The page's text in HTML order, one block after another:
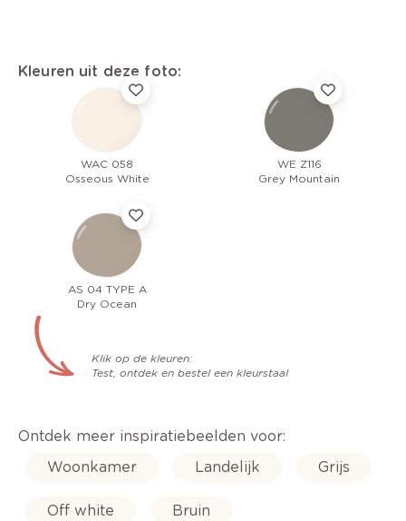
Kleuren uit deze foto:
WAC 058
Osseous White
WE Z116
Grey Mountain
AS 04 TYPE A
Dry Ocean
Klik op de kleuren:
Test, ontdek en bestel een kleurstaal
Ontdek meer inspiratiebeelden voor:
Woonkamer
Landelijk Grijs
Off white Bruin